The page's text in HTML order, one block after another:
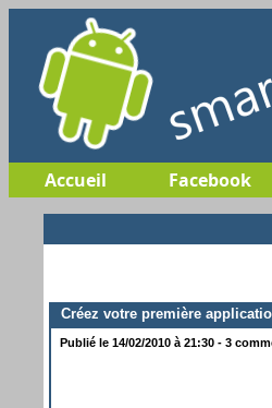
Accueil Facebook
Créez votre première
Publié le 14/02/2010 à 21:30 - 3